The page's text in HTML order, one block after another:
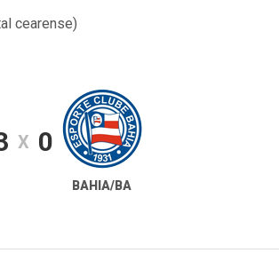
cearense)
X 0
BAHIA/BA